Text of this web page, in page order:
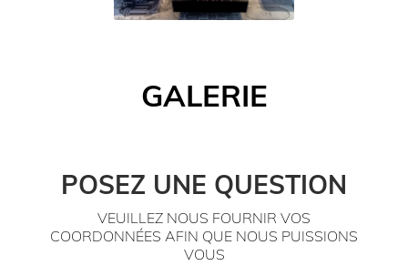
GALERIE
POSEZ UNE QUESTION
VEUILLEZ NOUS FOURNIR VOS
COORDONNÉES AFIN QUE NOUS PUISSIONS
VOUS